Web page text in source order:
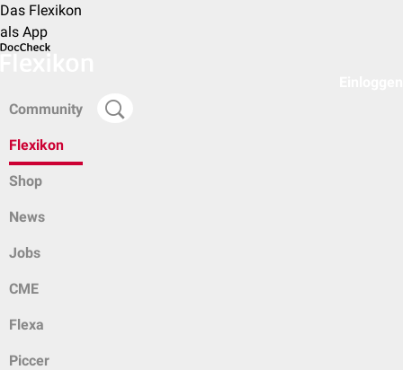
Das Flexikon
als App
Community
Flexikon
Shop
News
Jobs
CME
Flexa
Piccer